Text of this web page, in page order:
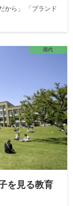
から」 「ブランド
現代
を見る教育